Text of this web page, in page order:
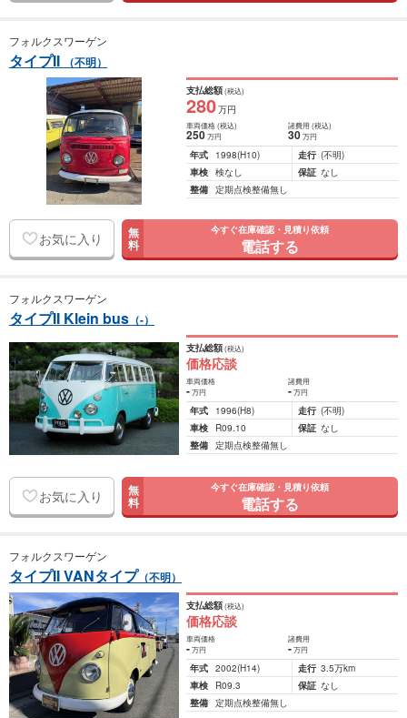
フォルクスワーゲン
タイプII （不明）
支払総額(税込)
280万円
車両価格(税込)
250万円
諸費用 (税込)
30 万円
年式 1998(H10) 走行 (不明)
車検 検なし 保証 なし
整備 定期点検整備無し
お気に入り 無
料
今すぐ在庫確認・見積り依頼
電話する
フォルクスワーゲン
タイプII Klein bus （-）
支払総額(税込)
価格応談
車両価格
-万円
諸費用
- 万円
年式 1996(H8) 走行 (不明)
車検
R09.10 保証 なし
整備 定期点検整備無し
お気に入り 無
料
今すぐ在庫確認・見積り依頼
電話する
フォルクスワーゲン
タイプII VANタイプ（不明）
支払総額(税込)
価格応談
車両価格
-万円
諸費用
- 万円
年式 2002(H14) 走行 3.5万km
車検
R09.3 保証 なし
整備 定期点検整備無し